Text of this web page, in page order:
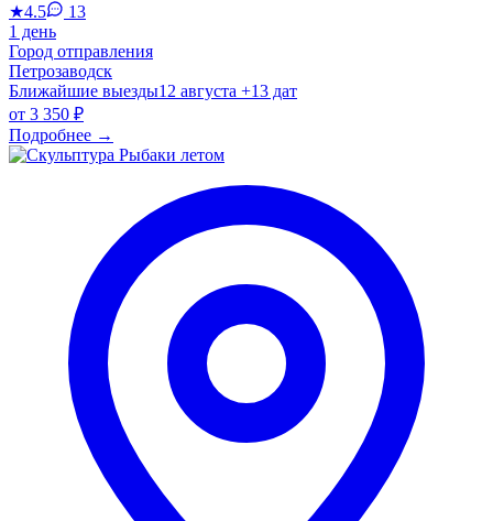
★4.5
13
1 день
Город отправления
Петрозаводск
Ближайшие выезды12 августа +13 дат
от 3 350 ₽
Подробнее →